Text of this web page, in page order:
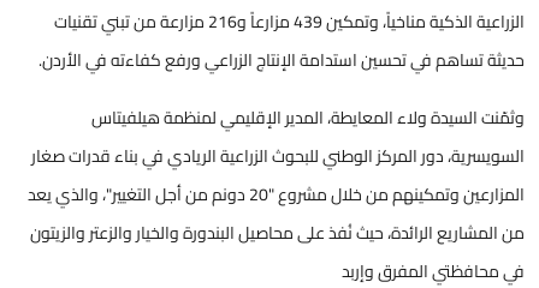
الزراعية الذكية مناخياً، وتمكين 439 مزارعاً و216 مزارعة من تبني تقنيات
حديثة تساهم في تحسين استدامة الإنتاج الزراعي ورفع كفاءته في الأردن.
وثمّنت السيدة ولاء المعايطة، المدير الإقليمي لمنظمة هيلفيتاس
السويسرية، دور المركز الوطني للبحوث الزراعية الريادي في بناء قدرات صغار
المزارعين وتمكينهم من خلال مشروع "20 دونم من أجل التغيير"، والذي يعد
من المشاريع الرائدة، حيث نُفذ على محاصيل البندورة والخيار والزعتر والزيتون
في محافظتي المفرق وإربد